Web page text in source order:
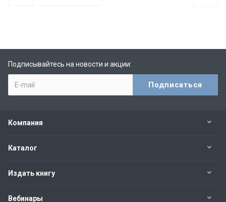
Подписывайтесь на новости и акции:
Компания
Каталог
Издать книгу
Вебинары